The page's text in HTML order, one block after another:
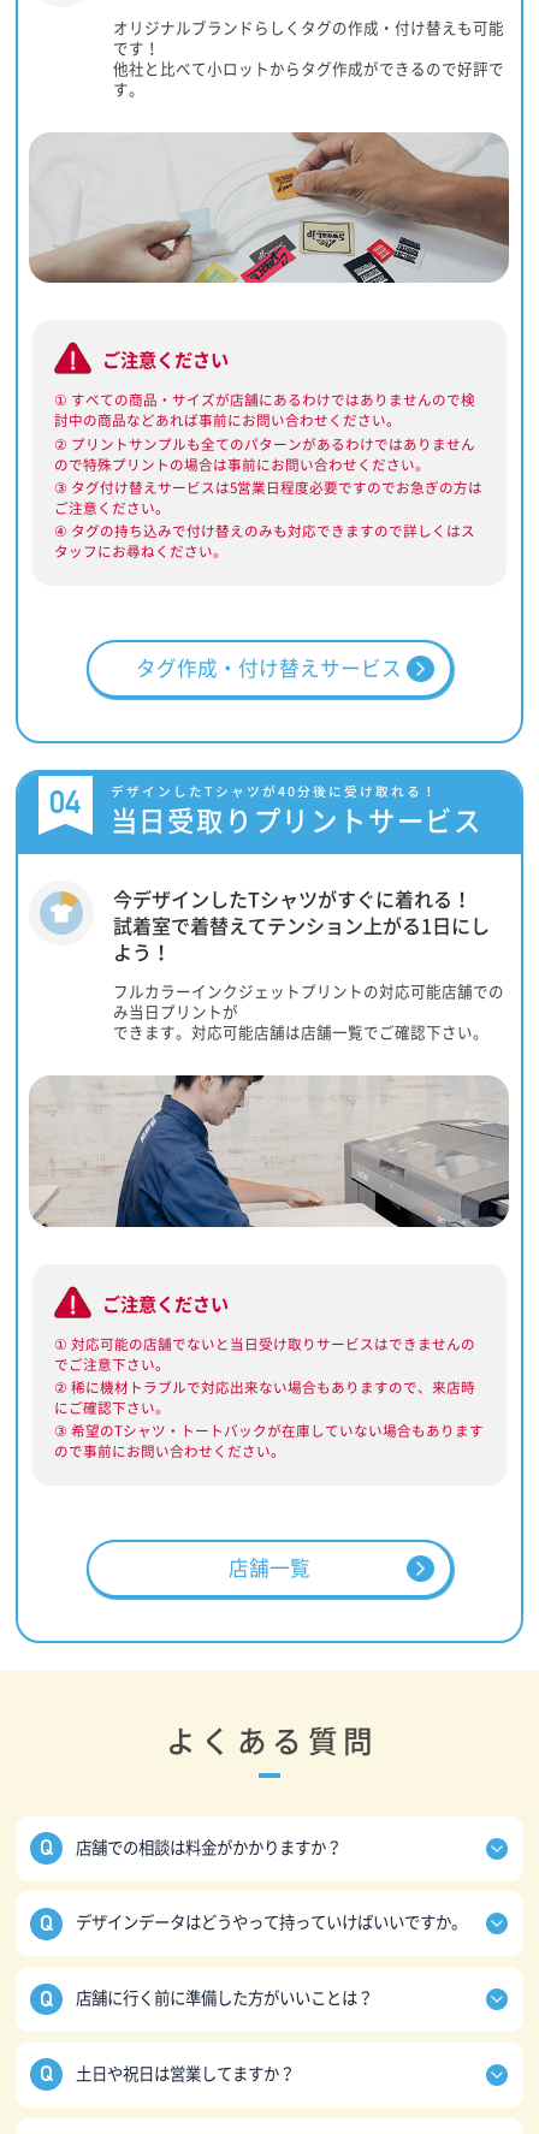
オリジナルブランドらしくタグの作成・付け替えも可能
です！
他社と比べて小ロットからタグ作成ができるので好評で
す。
ご注意ください
① すべての商品・サイズが店舗にあるわけではありませんので検
討中の商品などあれば事前にお問い合わせください。
② プリントサンプルも全てのパターンがあるわけではありません
ので特殊プリントの場合は事前にお問い合わせください。
③ タグ付け替えサービスは5営業日程度必要ですのでお急ぎの方は
ご注意ください。
④ タグの持ち込みで付け替えのみも対応できますので詳しくはス
タッフにお尋ねください。
タグ作成・付け替えサービス
04 デザインしたTシャツが40分後に受け取れる！
当日受取りプリントサービス
今デザインしたTシャツがすぐに着れる！
試着室で着替えてテンション上がる1日にし
よう！
フルカラーインクジェットプリントの対応可能店舗での
み当日プリントが
できます。対応可能店舗は店舗一覧でご確認下さい。
ご注意ください
① 対応可能の店舗でないと当日受け取りサービスはできませんの
でご注意下さい。
② 稀に機材トラブルで対応出来ない場合もありますので、来店時
にご確認下さい。
③ 希望のTシャツ・トートバックが在庫していない場合もあります
ので事前にお問い合わせください。
店舗一覧
よくある質問
店舗での相談は料金がかかりますか？
ただ時間と回数の制限を設けており、お客さまのご希
また、打ち合わせのあとに時間をかけて行う必要があ
るデザイン作成も別途有料になる場合があります。
デザインデータはどうやって持っていけばいいですか。
当日にスマホ・USBメモリなどでお持ちください。
タブレットやPCを直接店舗の機械につなげることはで
きませんので、メール等を介してお送りください。
店舗に行く前に準備した方がいいことは？
あとは特にご準備等は必要ありませんが、参考画像や
土日や祝日は営業してますか？